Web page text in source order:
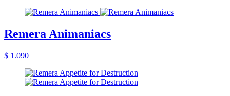
Remera Animaniacs
$ 1.090